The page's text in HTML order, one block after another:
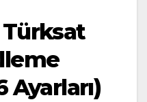
Türksat
Ayarları)